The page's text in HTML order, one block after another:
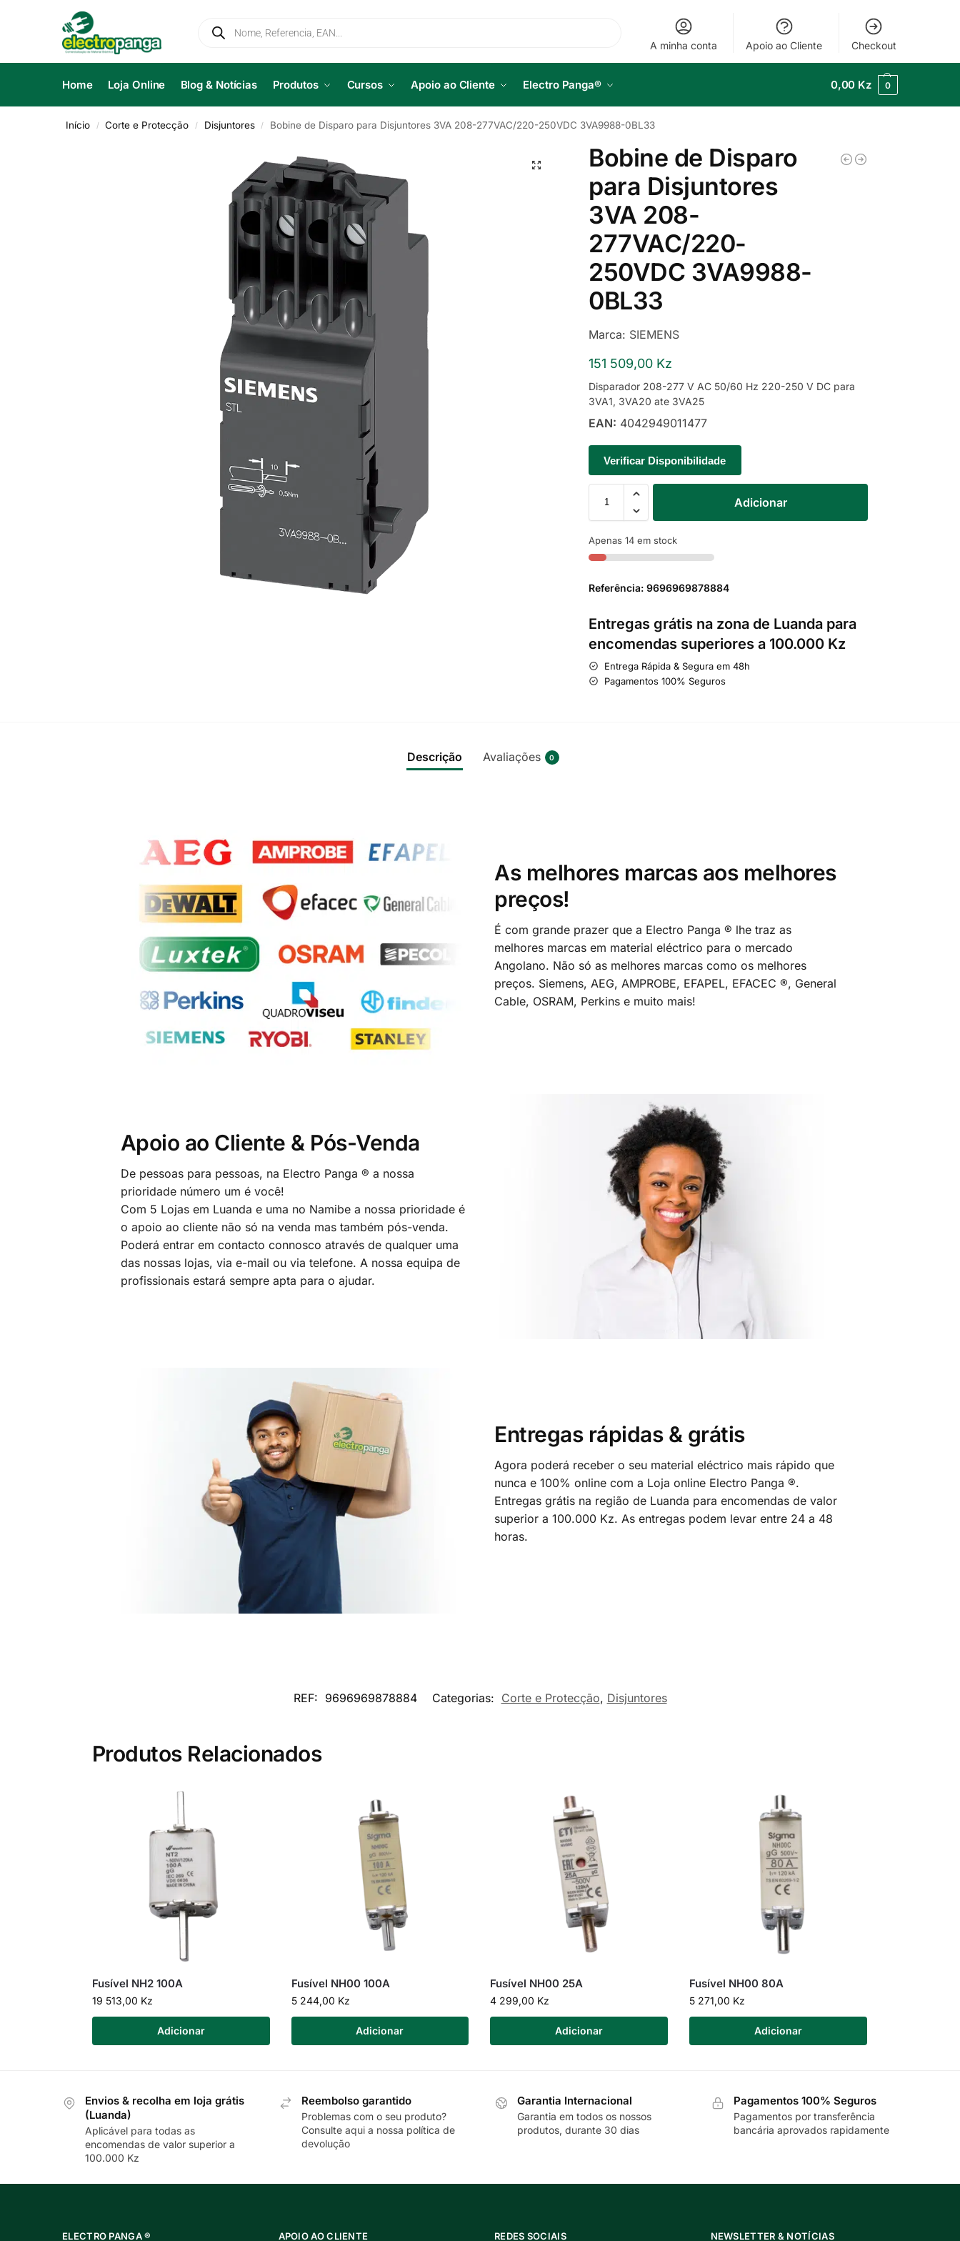
A minha conta Apoio ao Cliente Checkout
Home Loja Online Blog & Notícias Produtos Cursos Apoio ao Cliente Electro Panga® 0,00 Kz 0
Início / Corte e Protecção / Disjuntores / Bobine de Disparo para Disjuntores 3VA 208-277VAC/220-250VDC 3VA9988-0BL33
Bobine de Disparo
para Disjuntores
3VA 208-
277VAC/220-
250VDC 3VA9988-
0BL33
Marca: SIEMENS
151 509,00 Kz
Disparador 208-277 V AC 50/60 Hz 220-250 V DC para
3VA1, 3VA20 ate 3VA25
EAN: 4042949011477
Verificar Disponibilidade
Adicionar
Apenas 14 em stock
Referência: 9696969878884
Entregas grátis na zona de Luanda para
encomendas superiores a 100.000 Kz
Entrega Rápida & Segura em 48h
Pagamentos 100% Seguros
Descrição Avaliações 0
As melhores marcas aos melhores
preços!
É com grande prazer que a Electro Panga ® lhe traz as
melhores marcas em material eléctrico para o mercado
Angolano. Não só as melhores marcas como os melhores
preços. Siemens, AEG, AMPROBE, EFAPEL, EFACEC ®, General
Cable, OSRAM, Perkins e muito mais!
Apoio ao Cliente & Pós-Venda
De pessoas para pessoas, na Electro Panga ® a nossa
prioridade número um é você!
Com 5 Lojas em Luanda e uma no Namibe a nossa prioridade é
o apoio ao cliente não só na venda mas também pós-venda.
Poderá entrar em contacto connosco através de qualquer uma
das nossas lojas, via e-mail ou via telefone. A nossa equipa de
profissionais estará sempre apta para o ajudar.
Entregas rápidas & grátis
Agora poderá receber o seu material eléctrico mais rápido que
nunca e 100% online com a Loja online Electro Panga ®.
Entregas grátis na região de Luanda para encomendas de valor
superior a 100.000 Kz. As entregas podem levar entre 24 a 48
horas.
REF: 9696969878884 Categorias: Corte e Protecção, Disjuntores
Produtos Relacionados
Fusível NH2 100A
19 513,00 Kz
Adicionar
Fusível NH00 100A
5 244,00 Kz
Adicionar
Fusível NH00 25A
4 299,00 Kz
Adicionar
Fusível NH00 80A
5 271,00 Kz
Adicionar
Envios & recolha em loja grátis
(Luanda)
Aplicável para todas as
encomendas de valor superior a
100.000 Kz
Reembolso garantido
Problemas com o seu produto?
Consulte aquia nossa política de
devolução
Garantia Internacional
Garantia em todos os nossos
produtos, durante 30 dias
Pagamentos 100% Seguros
Pagamentos por transferência
bancária aprovados rapidamente
ELECTRO PANGA ® APOIO AO CLIENTE REDES SOCIAIS NEWSLETTER & NOTÍCIAS